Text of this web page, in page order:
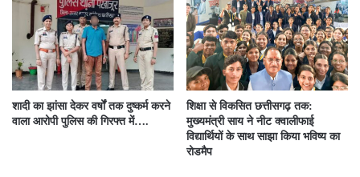
शादी का झांसा देकर वर्षों तक दुष्कर्म करने
वाला आरोपी पुलिस की गिरफ्त में….
शिक्षा से विकसित छत्तीसगढ़ तक:
मुख्यमंत्री साय ने नीट क्वालीफाई
विद्यार्थियों के साथ साझा किया भविष्य का
रोडमैप